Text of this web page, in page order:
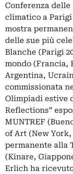
Conferenza
climatico a Parigi
mostra
delle sue più
Blanche (Parigi
mondo (Francia,
Argentina,
commissionata
Olimpiadi estive
Reflections”
MUNTREF
of Art (New York,
permanente alla
(Kinare,
Erlich ha